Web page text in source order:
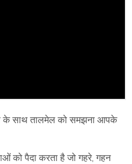
के साथ तालमेल को समझना आपके
को पैदा करता है जो गहरे, गहन